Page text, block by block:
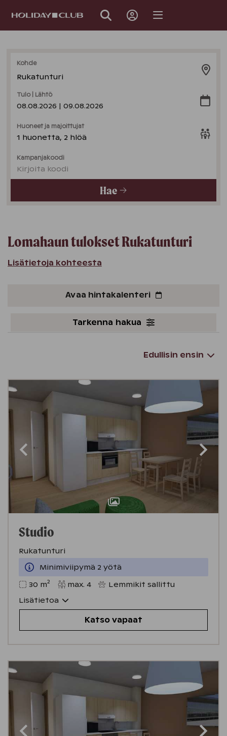
Kohde
Rukatunturi
Huoneet ja majoittujat
1 huonetta, 2 hlöä
Tulo | Lähtö
08.08.2026 | 09.08.2026
Kampanjakoodi
Kirjoita koodi
Hae
Lomahaun tuloksetRukatunturi
Lisätietoja kohteesta
Avaa hintakalenteri
Edullisin ensin
Tarkenna hakua
Studio
Rukatunturi
Minimiviipymä 2 yötä
30 m2 max.4
Lemmikit sallittu
Lisätietoa
Katso vapaat